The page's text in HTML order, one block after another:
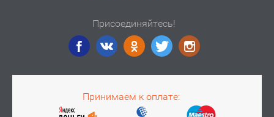
Присоединяйтесь!
Принимаем к оплате: